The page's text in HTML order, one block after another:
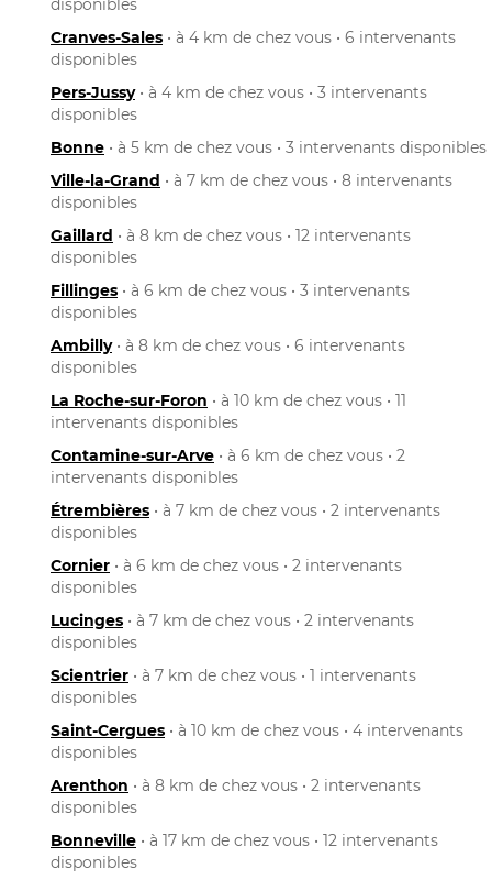
disponibles
Cranves-Sales • à 4 km de chez vous • 6 intervenants
disponibles
Pers-Jussy• à 4 km de chez vous • 3 intervenants
disponibles
Bonne • à 5 km de chez vous • 3 intervenants disponibles
Ville-la-Grand • à 7 km de chez vous • 8 intervenants
disponibles
Gaillard • à 8 km de chez vous • 12 intervenants
disponibles
Fillinges • à 6 km de chez vous • 3 intervenants
disponibles
Ambilly• à 8 km de chez vous • 6 intervenants
disponibles
La Roche-sur-Foron • à 10 km de chez vous • 11
intervenants disponibles
Contamine-sur-Arve • à 6 km de chez vous • 2
intervenants disponibles
Étrembières • à 7 km de chez vous • 2 intervenants
disponibles
Cornier • à 6 km de chez vous • 2 intervenants
disponibles
Lucinges • à 7 km de chez vous • 2 intervenants
disponibles
Scientrier • à 7 km de chez vous • 1 intervenants
disponibles
Saint-Cergues • à 10 km de chez vous • 4 intervenants
disponibles
Arenthon • à 8 km de chez vous • 2 intervenants
disponibles
Bonneville • à 17 km de chez vous • 12 intervenants
disponibles